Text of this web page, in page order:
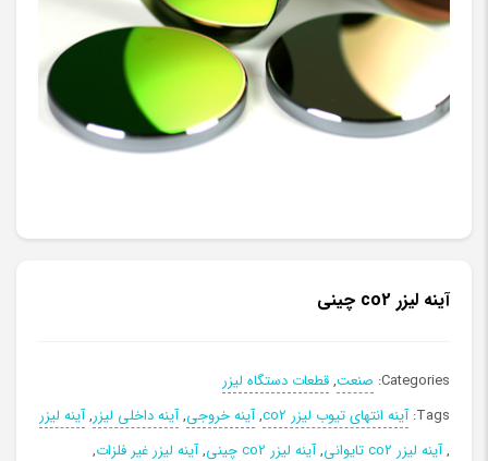
آینه لیزر co2 چینی
Categories: صنعت,قطعات دستگاه لیزر
Tags: آینه انتهای تیوب لیزر co2 ,آینه خروجی,آینه داخلی لیزر,آینه لیزر
,آینه لیزر co2 تایوانی ,آینه لیزر co2 چینی ,آینه لیزر غیر فلزات,